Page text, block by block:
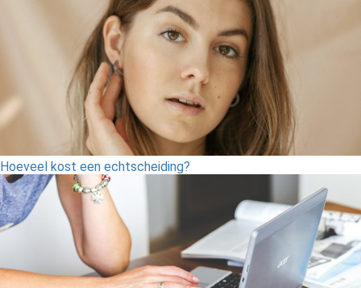
Hoeveel kost een echtscheiding?